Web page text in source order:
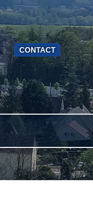
CONTACT